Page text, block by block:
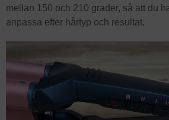
mellan 150 och 210 grader, så att du
anpassa efter hårtyp och resultat.